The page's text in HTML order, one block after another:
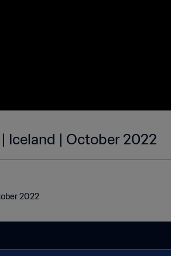
Iceland | October 2022
2022